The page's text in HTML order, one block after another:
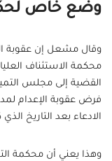
وضع خاص
وقال مشعل إن عقوبة
محكمة الاستئناف
القضية إلى مجلس
الادعاء بعد التاريخ
وهذا يعني أن محكمة